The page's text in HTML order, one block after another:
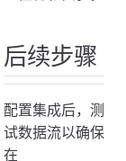
后续步骤
配置集成后，测
试数据流以确保
在